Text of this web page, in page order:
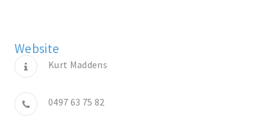
Website
Kurt Maddens
0497 63 75 82